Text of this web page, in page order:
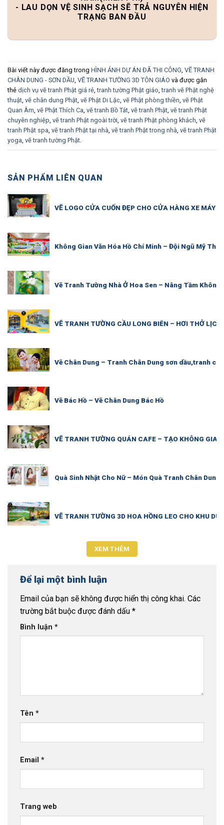
- LAU DỌN VỆ SINH SẠCH SẼ TRẢ NGUYÊN HIỆN
TRẠNG BAN ĐẦU
Bài viết này được đăng trong HÌNH ẢNH DỰ ÁN ĐÃ THI CÔNG, VẼ TRANH
CHÂN DUNG - SƠN DẦU, VẼ TRANH TƯỜNG 3D TÔN GIÁO và được gắn
thẻ dịch vụ vẽ tranh Phật giá rẻ,tranh tường Phật giáo,tranh vẽ Phật nghệ
thuật, vẽ chân dung Phật, vẽ Phật Di Lặc, vẽ Phật phòng thiền, vẽ Phật
Quan Âm, vẽ Phật Thích Ca, vẽ tranh Bồ Tát, vẽ tranh Phật, vẽ tranh Phật
chuyên nghiệp, vẽ tranh Phật ngoài trời, vẽ tranh Phật phòng khách, vẽ
tranh Phật spa, vẽ tranh Phật tại nhà, vẽ tranh Phật trong nhà, vẽ tranh Phật
yoga, vẽ tranh tường Phật.
SẢN PHẨM LIÊN QUAN
VẼ LOGO CỬA CUỐN ĐẸP CHO CỬA HÀNG XE MÁY
Không Gian Văn Hóa Hồ Chí Minh – Đội Ngũ Mỹ
Vẽ Tranh Tường Nhà Ở Hoa Sen – Nâng Tầm Không
VẼ TRANH TƯỜNG CẦU LONG BIÊN – HƠI THỞ
Vẽ Chân Dung – Tranh Chân Dung sơn dầu,tranh
Vẽ Bác Hồ – Vẽ Chân Dung Bác Hồ
VẼ TRANH TƯỜNG QUÁN CAFE – TẠO KHÔNG
Quà Sinh Nhật Cho Nữ – Món Quà Tranh Chân Dung
VẼ TRANH TƯỜNG 3D HOA HỒNG LEO CHO KHU
XEM THÊM
Để lại một bình luận
Email của bạn sẽ không được hiển thị công khai. Các
trường bắt buộc được đánh dấu *
Bình luận *
Tên *
Email *
Trang web